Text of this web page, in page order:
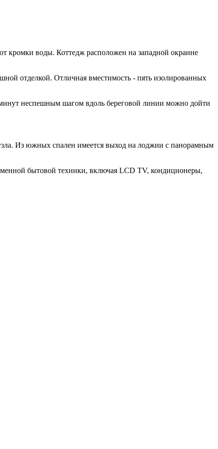
кромки воды. Коттедж расположен на западной окраине
отделкой. Отличная вместимость - пять изолированных
неспешным шагом вдоль береговой линии можно дойти
Из южных спален имеется выход на лоджии с панорамным
бытовой техники, включая LCD TV, кондиционеры,